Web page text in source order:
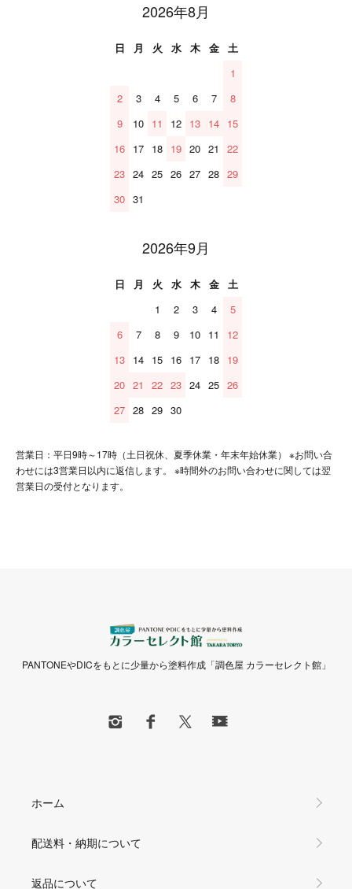
2026年8月
日 月 火 水 木 金
土
1
2
3 4 5 6 7
8
9
10 11 12 13 14 15
16 17 18 19 20 21
22
23 24 25 26 27 28 29
30 31
2026年9月
日 月 火 水 木 金
土
1
2 3 4
5
6
7 8 9 10 11
12
13 14 15 16 17 18 19
20 21 22 23 24 25 26
27 28 29 30
営業日：平日9時～17時（土日祝休、夏季休業・年末年始休業） ※お問い合
わせには3営業日以内に返信します。 ※時間外のお問い合わせに関しては翌
営業日の受付となります。
PANTONEやDICをもとに少量から塗料作成「調色屋 カラーセレクト館」
ホーム
配送料・納期について
返品について